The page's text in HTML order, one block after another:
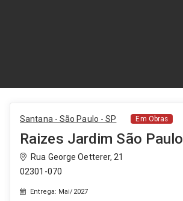
Santana - São Paulo - SP Em Obras
Raizes Jardim São Paulo
Rua George Oetterer, 21
02301-070
Entrega: Mai/2027